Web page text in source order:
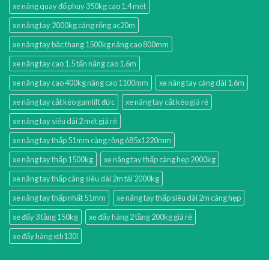
xe nâng quay đổ phuy 350kg cao 1.4 mét
xe nâng tay 2000kg càng rộng ac20m
xe nâng tay bậc thang 1500kg nâng cao 800mm
xe nâng tay cao 1.5 tấn nâng cao 1.6m
xe nâng tay cao 400kg nâng cao 1100mm
xe nâng tay càng dài 1.6m
xe nâng tay cắt kéo gamlift đức
xe nâng tay cắt kéo giá rẻ
xe nâng tay siêu dài 2 mét giá rẻ
xe nâng tay thấp 51mm càng rộng 685x1220mm
xe nâng tay thấp 1500kg
xe nâng tay thấp càng hẹp 2000kg
xe nâng tay thấp càng siêu dài 2m tải 2000kg
xe nâng tay thấp nhất 51mm
xe nâng tay thấp siêu dài 2m càng hẹp
xe đẩy 3 tầng 150kg
xe đẩy hàng 2 tầng 200kg giá rẻ
xe đẩy hàng xth130l